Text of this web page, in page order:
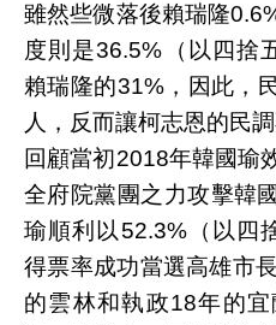
雖然些微落後賴瑞隆
度則是36.5%（以四捨
賴瑞隆的31%，因此，
人，反而讓柯志恩的民
回顧當初2018年韓國瑜
全府院黨團之力攻擊韓
瑜順利以52.3%（以四
得票率成功當選高雄市
的雲林和執政18年的